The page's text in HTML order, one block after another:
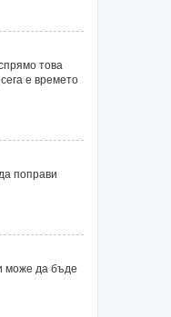
това
е времето
поправи
може да бъде